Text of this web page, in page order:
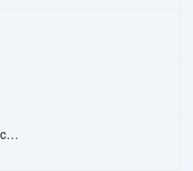
Sara Perche Ti Amo – Ricchi E Poveri